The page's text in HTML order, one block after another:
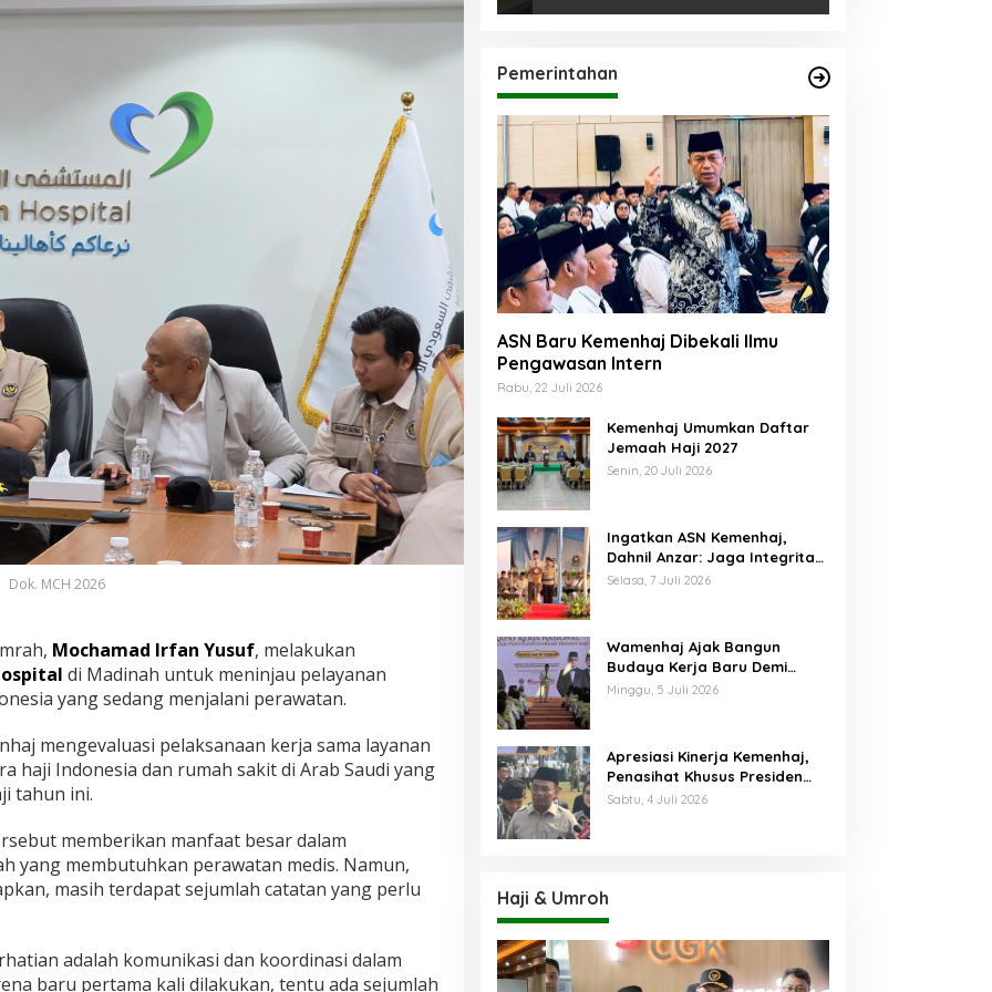
Dok. MCH 2026
Mochamad Irfan Yusuf, melakukan
di Madinah untuk meninjau pelayanan
yang sedang menjalani perawatan.
mengevaluasi pelaksanaan kerja sama layanan
haji Indonesia dan rumah sakit di Arab Saudi yang
tahun ini.
memberikan manfaat besar dalam
yang membutuhkan perawatan medis. Namun,
masih terdapat sejumlah catatan yang perlu
adalah komunikasi dan koordinasi dalam
baru pertama kali dilakukan, tentu ada sejumlah
Pemerintahan
ASN Baru Kemenhaj Dibekali Ilmu
Pengawasan Intern
Rabu, 22 Juli 2026
Kemenhaj Umumkan Daftar
Jemaah Haji 2027
Senin, 20 Juli 2026
Ingatkan ASN Kemenhaj,
Dahnil Anzar: Jaga Integritas,
Hentikan Praktik Menjadikan
Selasa, 7 Juli 2026
Wamenhaj Ajak Bangun
Budaya Kerja Baru Demi
Pelayanan Terbaik bagi
Minggu, 5 Juli 2026
Apresiasi Kinerja Kemenhaj,
Penasihat Khusus Presiden
Nilai Transisi
Sabtu, 4 Juli 2026
Haji & Umroh